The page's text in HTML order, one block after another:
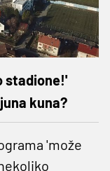
stadione!'
kuna?
'može